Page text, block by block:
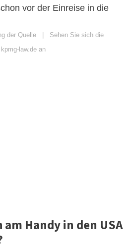
vor der Einreise in die
der Quelle | Sehen Sie sich die
law.de an
am Handy in den USA